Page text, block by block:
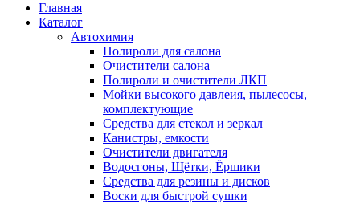
Главная
Каталог
Автохимия
Полироли для салона
Очистители салона
Полироли и очистители ЛКП
Мойки высокого давлеия, пылесосы,
комплектующие
Средства для стекол и зеркал
Канистры, емкости
Очистители двигателя
Водосгоны, Щётки, Ёршики
Средства для резины и дисков
Воски для быстрой сушки